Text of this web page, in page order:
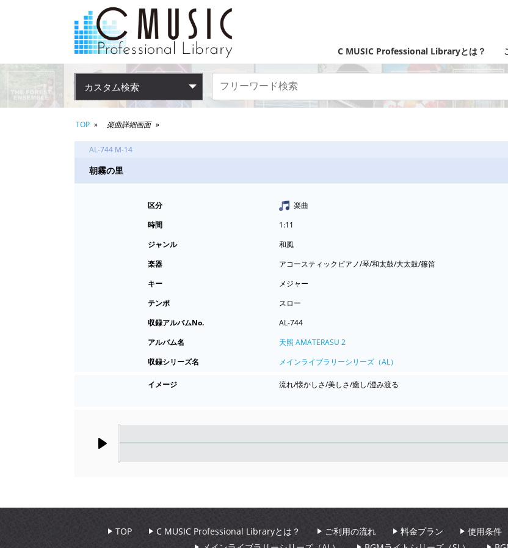
C MUSIC Professional Libraryとは？
カスタム検索
TOP 楽曲詳細画面
AL-744 M-14
朝霧の里
区分
楽曲
時間
1:11
ジャンル
和風
楽器
アコースティックピアノ/琴/和太鼓/大太鼓/篠笛
キー
メジャー
テンポ
スロー
収録アルバムNo.
AL-744
アルバム名
天照 AMATERASU 2
収録シリーズ名
メインライブラリーシリーズ（AL）
イメージ 流れ/懐かしさ/美しさ/癒し/澄み渡る
TOP C MUSIC Professional Libraryとは？ ご利用の流れ 料金プラン 使用条件